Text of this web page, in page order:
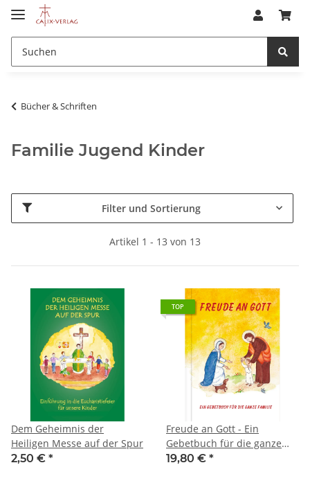
Bücher & Schriften
Familie Jugend Kinder
Filter und Sortierung
Artikel 1 - 13 von 13
Dem Geheimnis der
Heiligen Messe auf der Spur
2,50 € *
TOP
Freude an Gott - Ein
Gebetbuch für die ganze
Familie
19,80 € *